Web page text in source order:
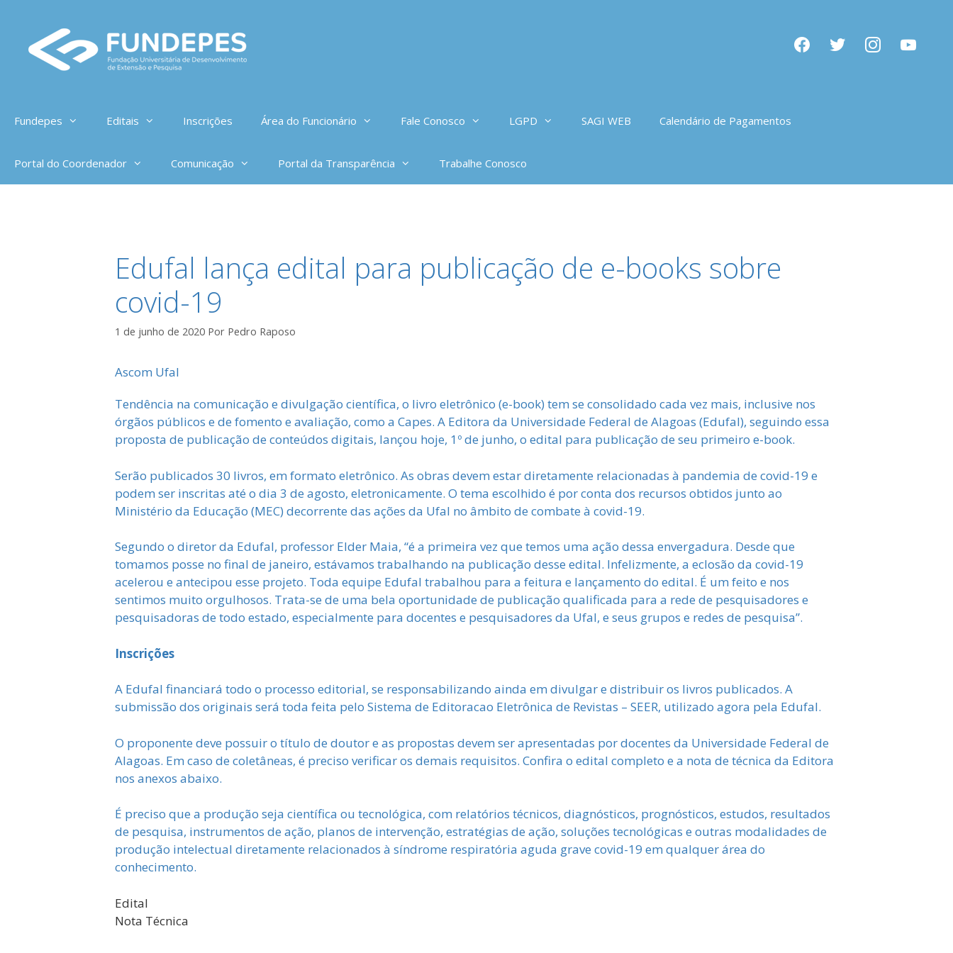
conteúdo
facebooktwitter instagramyoutube
Fundepes Editais Inscrições Área do Funcionário Fale Conosco LGPD SAGI WEB Calendário de Pagamentos
Portal do Coordenador Comunicação Portal da Transparência Trabalhe Conosco
Edufal lança edital para publicação de e-books sobre
covid-19
1 de junho de 2020 Por Pedro Raposo
Ascom Ufal
Tendência na comunicação e divulgação científica, o livro eletrônico (e-book) tem se consolidado cada vez mais, inclusive nos
órgãos públicos e de fomento e avaliação, como a Capes. A Editora da Universidade Federal de Alagoas (Edufal), seguindo essa
proposta de publicação de conteúdos digitais, lançou hoje, 1º de junho, o edital para publicação de seu primeiro e-book.
Serão publicados 30 livros, em formato eletrônico. As obras devem estar diretamente relacionadas à pandemia de covid-19 e
podem ser inscritas até o dia 3 de agosto, eletronicamente. O tema escolhido é por conta dos recursos obtidos junto ao
Ministério da Educação (MEC) decorrente das ações da Ufal no âmbito de combate à covid-19.
Segundo o diretor da Edufal, professor Elder Maia, “é a primeira vez que temos uma ação dessa envergadura. Desde que
tomamos posse no final de janeiro, estávamos trabalhando na publicação desse edital. Infelizmente, a eclosão da covid-19
acelerou e antecipou esse projeto. Toda equipe Edufal trabalhou para a feitura e lançamento do edital. É um feito e nos
sentimos muito orgulhosos. Trata-se de uma bela oportunidade de publicação qualificada para a rede de pesquisadores e
pesquisadoras de todo estado, especialmente para docentes e pesquisadores da Ufal, e seus grupos e redes de pesquisa”.
Inscrições
A Edufal financiará todo o processo editorial, se responsabilizando ainda em divulgar e distribuir os livros publicados. A
submissão dos originais será toda feita pelo Sistema de Editoracao Eletrônica de Revistas – SEER, utilizado agora pela Edufal.
O proponente deve possuir o título de doutor e as propostas devem ser apresentadas por docentes da Universidade Federal de
Alagoas. Em caso de coletâneas, é preciso verificar os demais requisitos. Confira o edital completo e a nota de técnica da Editora
nos anexos abaixo.
É preciso que a produção seja científica ou tecnológica, com relatórios técnicos, diagnósticos, prognósticos, estudos, resultados
de pesquisa, instrumentos de ação, planos de intervenção, estratégias de ação, soluções tecnológicas e outras modalidades de
produção intelectual diretamente relacionados à síndrome respiratória aguda grave covid-19 em qualquer área do
conhecimento.
Edital
Nota Técnica